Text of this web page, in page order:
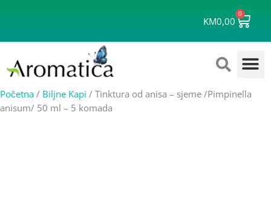
KM0,00
0
Cart
Početna / Biljne Kapi / Tinktura od anisa – sjeme /Pimpinella
anisum/ 50 ml – 5 komada